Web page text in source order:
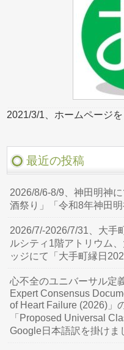
2021/3/1、ホームページ
最近の投稿
2026/8/6-8/9、神田明神
酒祭り」「令和8年神田
2026/7/-2026/7/31、大手
ルシティ1階アトリウム
ッジにて「大手町縁日
心不全のユニバーサル定
Expert Consensus
of Heart Failure (2026)」
「Proposed Universal
Google日本語訳を掛けま